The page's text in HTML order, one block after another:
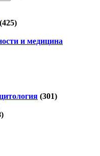
(425)
и медицина
(301)